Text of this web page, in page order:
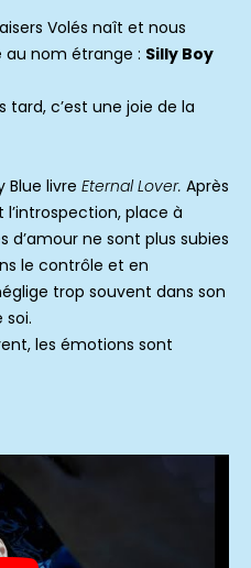
Volés naît et nous
au nom étrange : Silly Boy
tard, c’est une joie de la
Blue livre Eternal Lover. Après
place à
d’amour ne sont plus subies
le contrôle et en
trop souvent dans son
soi.
les émotions sont